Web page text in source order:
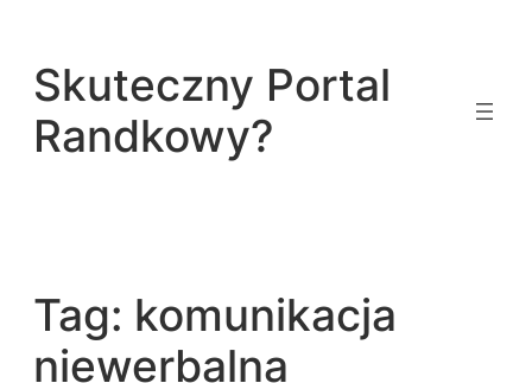
treści
Skuteczny Portal
Randkowy?
Tag: komunikacja
niewerbalna